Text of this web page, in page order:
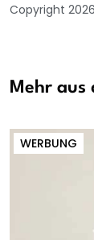
Copyright
Mehr aus
WERBUNG